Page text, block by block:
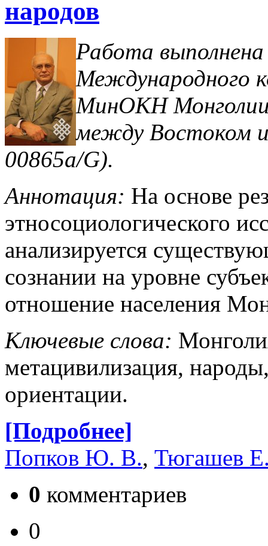
народов
Работа
Международного
МинОКН
между Востоком
00865а/G).
Аннотация: На основе
этносоциологического
анализируется
сознании на уровне
отношение населения
Ключевые слова:
метацивилизация,
ориентации.
[Подробнее]
Попков Ю. В., Тюгашев
0 комментариев
0